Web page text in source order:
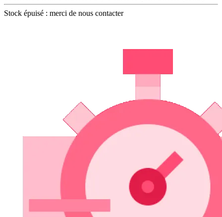
Stock épuisé : merci de nous contacter